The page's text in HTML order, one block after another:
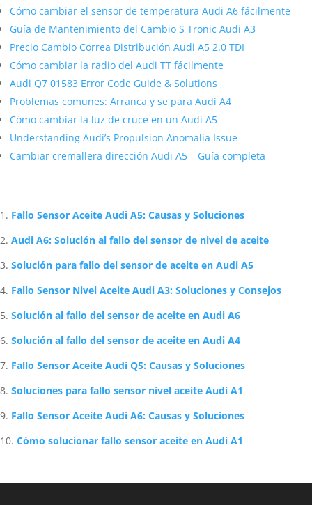
Cómo cambiar el sensor de temperatura Audi A6 fácilmente
Guía de Mantenimiento del Cambio S Tronic Audi A3
Precio Cambio Correa Distribución Audi A5 2.0 TDI
Cómo cambiar la radio del Audi TT fácilmente
Audi Q7 01583 Error Code Guide & Solutions
Problemas comunes: Arranca y se para Audi A4
Cómo cambiar la luz de cruce en un Audi A5
Understanding Audi’s Propulsion Anomalia Issue
Cambiar cremallera dirección Audi A5 – Guía completa
Fallo Sensor Aceite Audi A5: Causas y Soluciones
Audi A6: Solución al fallo del sensor de nivel de aceite
Solución para fallo del sensor de aceite en Audi A5
Fallo Sensor Nivel Aceite Audi A3: Soluciones y Consejos
Solución al fallo del sensor de aceite en Audi A6
Solución al fallo del sensor de aceite en Audi A4
Fallo Sensor Aceite Audi Q5: Causas y Soluciones
Soluciones para fallo sensor nivel aceite Audi A1
Fallo Sensor Aceite Audi A6: Causas y Soluciones
Cómo solucionar fallo sensor aceite en Audi A1